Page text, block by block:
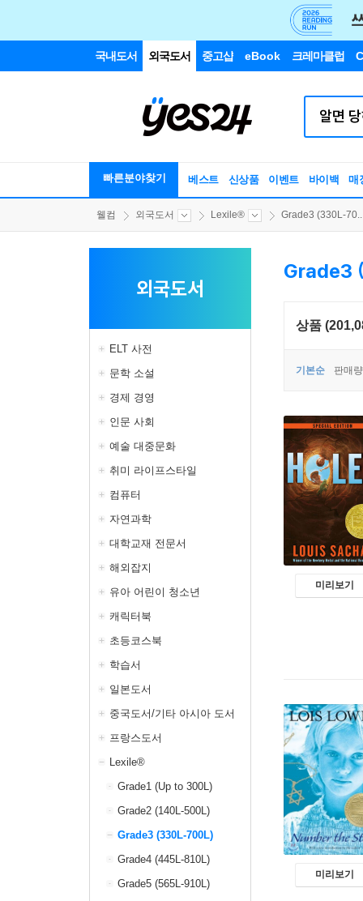
국내도서 외국도서 중고샵 eBook 크레마클럽
빠른분야찾기 베스트 신상품 이벤트 바이백 매
웰컴 외국도서 Lexile® Grade3 (330L-
외국도서
ELT 사전
문학 소설
경제 경영
인문 사회
예술 대중문화
취미 라이프스타일
컴퓨터
자연과학
대학교재 전문서
해외잡지
유아 어린이 청소년
캐릭터북
초등코스북
학습서
일본도서
중국도서/기타 아시아 도서
프랑스도서
Lexile®
Grade1 (Up to 300L)
Grade2 (140L-500L)
Grade3 (330L-700L)
Grade4 (445L-810L)
Grade5 (565L-910L)
Grade3
상품
기본순 판매
미리보기
미리보기